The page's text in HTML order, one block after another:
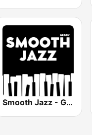
Smooth Jazz - Groov